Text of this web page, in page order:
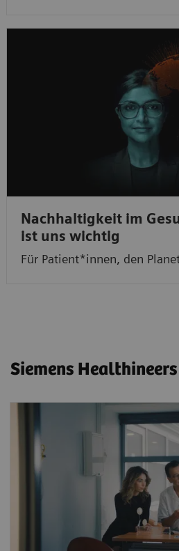
Nachhaltigkeit im
ist uns wichtig
Für Patient*innen, den
Siemens